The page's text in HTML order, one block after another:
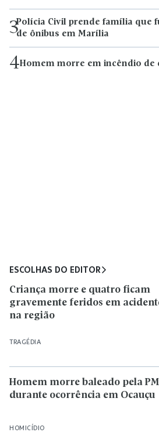
3Polícia Civil prende família que
de ônibus em Marília
4Homem morre em incêndio de
ESCOLHAS DO EDITOR
TRAGÉDIA
Criança morre e quatro ficam
gravemente feridos em
na região
HOMICÍDIO
Homem morre baleado pela PM
durante ocorrência em Ocauçu